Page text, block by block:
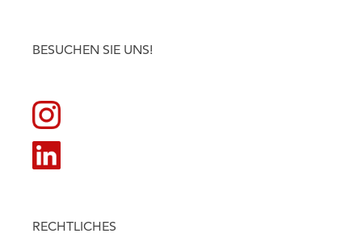
BESUCHEN SIE UNS!
RECHTLICHES